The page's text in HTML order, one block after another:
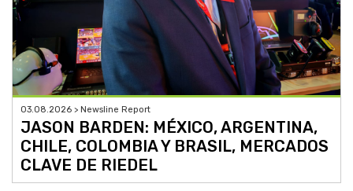
03.08.2026 > Newsline Report
JASON BARDEN: MÉXICO, ARGENTINA,
CHILE, COLOMBIA Y BRASIL, MERCADOS
CLAVE DE RIEDEL